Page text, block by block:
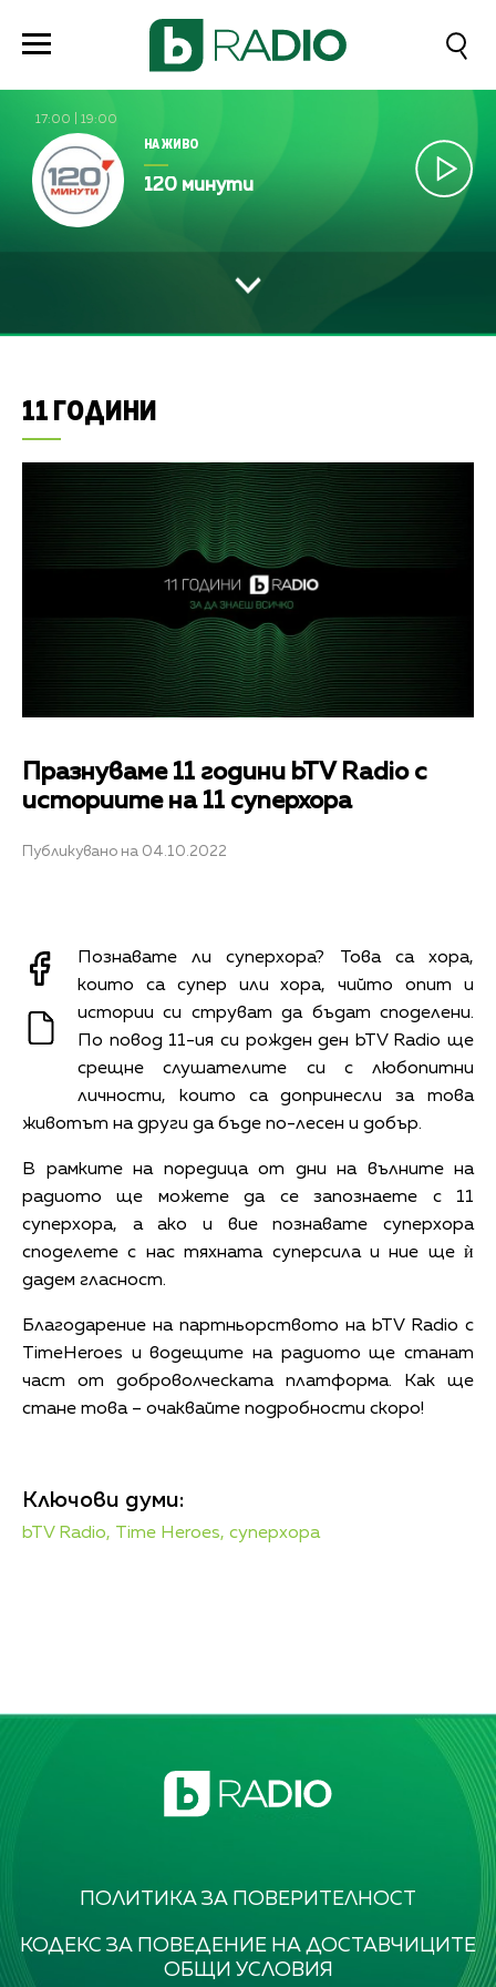
17:00 19:00
НА ЖИВО
120 минути
11 ГОДИНИ
Празнуваме 11 години bTV Radio с
историите на 11 суперхора
Публикувано на 04.10.2022
Познавате ли суперхора? Това са хора,
които са супер или хора, чийто опит и
истории си струват да бъдат споделени.
По повод 11-ия си рожден ден bTV Radio ще
срещне слушателите си с любопитни
личности, които са допринесли за това
животът на други да бъде по-лесен и добър.
В рамките на поредица от дни на вълните на
радиото ще можете да се запознаете с 11
суперхора, а ако и вие познавате суперхора
споделете с нас тяхната суперсила и ние ще ѝ
дадем гласност.
Благодарение на партньорството на bTV Radio с
TimeHeroes и водещите на радиото ще станат
част от доброволческата платформа. Как ще
стане това – очаквайте подробности скоро!
Ключови думи:
bTV Radio, Time Heroes, суперхора
ПОЛИТИКА ЗА ПОВЕРИТЕЛНОСТ
КОДЕКС ЗА ПОВЕДЕНИЕ НА ДОСТАВЧИЦИТЕ
ОБЩИ УСЛОВИЯ